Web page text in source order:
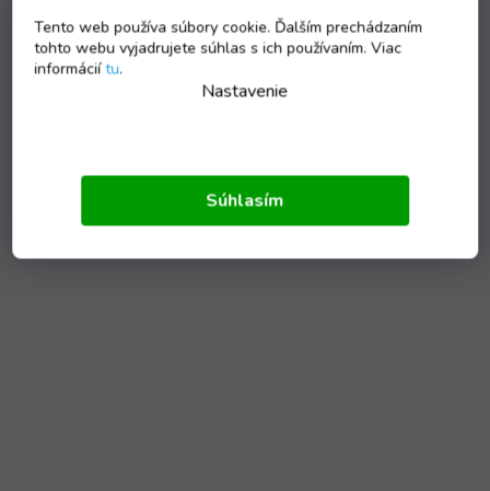
Tento web používa súbory cookie. Ďalším prechádzaním
tohto webu vyjadrujete súhlas s ich používaním. Viac
informáciítu.
Nastavenie
Súhlasím